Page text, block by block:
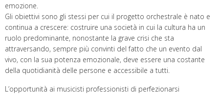
emozione.
Gli obiettivi sono gli stessi per cui il progetto orchestrale è nato e
continua a crescere: costruire una società in cui la cultura ha un
ruolo predominante, nonostante la grave crisi che sta
attraversando, sempre più convinti del fatto che un evento dal
vivo, con la sua potenza emozionale, deve essere una costante
della quotidianità delle persone e accessibile a tutti.
L’opportunità ai musicisti professionisti di perfezionarsi